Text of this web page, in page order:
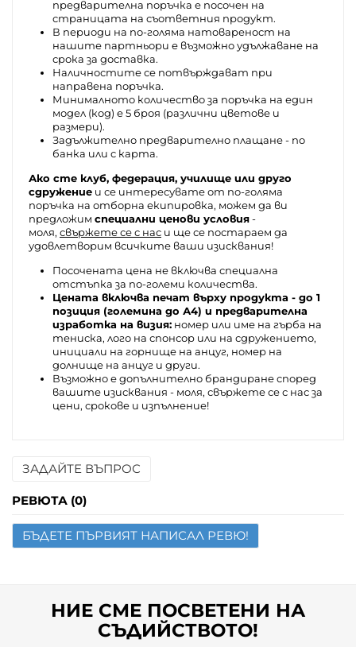
предварителна поръчка е посочен на
страницата на съответния продукт.
В периоди на по-голяма натовареност на
нашите партньори е възможно удължаване на
срока за доставка.
Наличностите се потвърждават при
направена поръчка.
Минималното количество за поръчка на един
модел (код) е 5 броя (различни цветове и
размери).
Задължително предварително плащане - по
банка или с карта.
Ако сте клуб, федерация, училище или друго
сдружение и се интересувате от по-голяма
поръчка на отборна екипировка, можем да ви
предложим специални ценови условия-
моля, свържете се с нас и ще се постараем да
удовлетворим всичките ваши изисквания!
Посочената цена не включва специална
отстъпка за по-големи количества.
Цената включва печат върху продукта - до 1
позиция (големина до А4) и предварителна
изработка на визия: номер или име на гърба на
тениска, лого на спонсор или на сдружението,
инициали на горнище на анцуг, номер на
долнище на анцуг и други.
Възможно е допълнително брандиране според
вашите изисквания - моля, свържете се с нас за
цени, срокове и изпълнение!
ЗАДАЙТЕ ВЪПРОС
Име
Имейл
РЕВЮТА (0)
БЪДЕТЕ ПЪРВИЯТ НАПИСАЛ РЕВЮ!
НИЕ СМЕ ПОСВЕТЕНИ НА
СЪДИЙСТВОТО!